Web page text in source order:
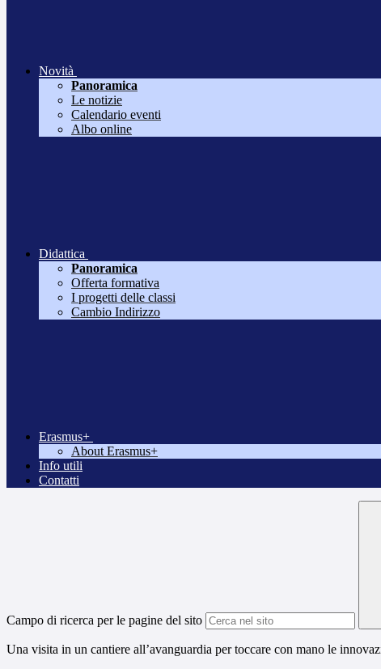
Novità
Panoramica
Le notizie
Calendario eventi
Albo online
Didattica
Panoramica
Offerta formativa
I progetti delle classi
Cambio Indirizzo
Erasmus+
About Erasmus+
Info utili
Contatti
Campo di ricerca per le pagine del sito
Una visita in un cantiere all’avanguardia per toccare con mano le